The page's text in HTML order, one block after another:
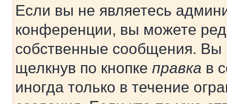
Если вы не являетесь
конференции, вы можете
собственные сообщения. Вы
щелкнув по кнопке правка в
иногда только в течение